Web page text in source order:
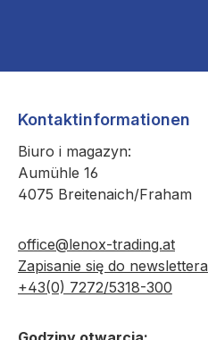
Kontaktinformationen
Biuro i magazyn:
Aumühle 16
4075 Breitenaich/Fraham
office@lenox-trading.at
Zapisanie się do newslettera
+43(0) 7272/5318-300